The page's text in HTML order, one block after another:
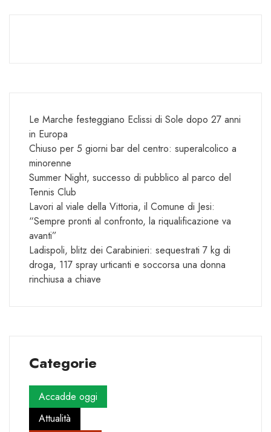
Le Marche festeggiano Eclissi di Sole dopo 27 anni
in Europa
Chiuso per 5 giorni bar del centro: superalcolico a
minorenne
Summer Night, successo di pubblico al parco del
Tennis Club
Lavori al viale della Vittoria, il Comune di Jesi:
“Sempre pronti al confronto, la riqualificazione va
avanti”
Ladispoli, blitz dei Carabinieri: sequestrati 7 kg di
droga, 117 spray urticanti e soccorsa una donna
rinchiusa a chiave
Categorie
Accadde oggi
Attualità